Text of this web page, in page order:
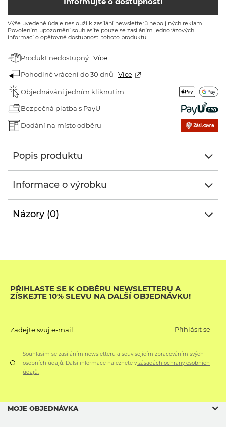
Výše uvedené údaje neslouží k zasílání newsletterů nebo jiných reklam.
Povolením upozornění souhlasíte pouze se zasíláním jednorázových
informací o opětovné dostupnosti tohoto produktu.
Produkt nedostupný Více
Pohodlné vrácení do 30 dnů Více
Objednávání jedním kliknutím
Bezpečná platba s PayU
Dodání na místo odběru
Popis produktu
Informace o výrobku
Názory (0)
PŘIHLASTE SE K ODBĚRU NEWSLETTERU A
ZÍSKEJTE 10% SLEVU NA DALŠÍ OBJEDNÁVKU!
Zadejte svůj e-mail Přihlásit se
Souhlasím se zasíláním newsletteru a souvisejícím zpracováním svých
osobních údajů. Další informace naleznete vzásadách ochrany osobních
údajů.
MOJE OBJEDNÁVKA